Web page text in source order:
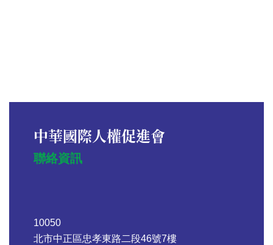
中華國際人權促進會
聯絡資訊
10050
北市中正區忠孝東路二段46號7樓